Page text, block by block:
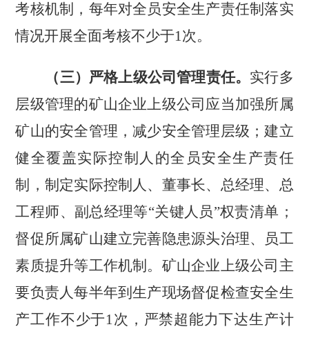
考核机制，每年对全员安全生产责任制落实
情况开展全面考核不少于1次。
（三）严格上级公司管理责任。 实行多
层级管理的矿山企业上级公司应当加强所属
矿山的安全管理，减少安全管理层级；建立
健全覆盖实际控制人的全员安全生产责任
制，制定实际控制人、董事长、总经理、总
工程师、副总经理等“关键人员”权责清单；
督促所属矿山建立完善隐患源头治理、员工
素质提升等工作机制。矿山企业上级公司主
要负责人每半年到生产现场督促检查安全生
产工作不少于1次，严禁超能力下达生产计